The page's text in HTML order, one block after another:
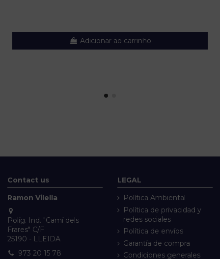
Adicionar ao carrinho
Contact us
Ramon Vilella
Políg. Ind. "Camí dels
Frares" C/F
25190 - LLEIDA
973 20 15 78
LEGAL
Política Ambiental
Política de privacidad y
redes sociales
Política de envíos
Garantía de compra
Condiciones generales